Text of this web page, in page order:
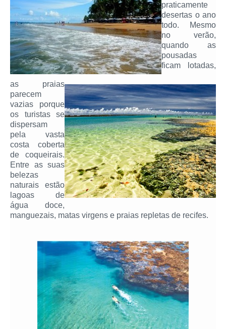
praticamente
desertas o ano
todo. Mesmo
no verão,
quando as
pousadas
ficam lotadas,
as praias
parecem
vazias porque
os turistas se
dispersam
pela vasta
costa coberta
de coqueirais.
Entre as suas
belezas
naturais estão
lagoas de
água doce,
manguezais, matas virgens e praias repletas de recifes.